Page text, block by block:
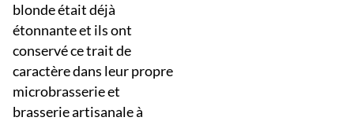
blonde était déjà
étonnante et ils ont
conservé ce trait de
caractère dans leur propre
microbrasserie et
brasserie artisanale à